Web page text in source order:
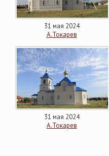
31 мая 2024
А.Токарев
31 мая 2024
А.Токарев